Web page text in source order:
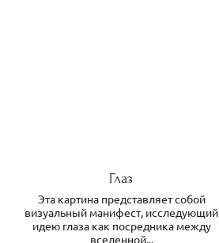
Глаз
Эта картина представляет собой
визуальный манифест, исследующий
идею глаза как посредника между
вселенной...